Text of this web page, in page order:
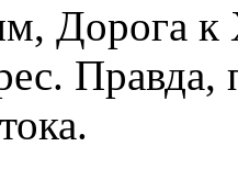
Дорога